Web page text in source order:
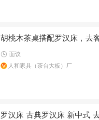
胡桃木茶桌搭配罗汉床，去
面议
人和家具（茶台大板）厂
罗汉床 古典罗汉床 新中式